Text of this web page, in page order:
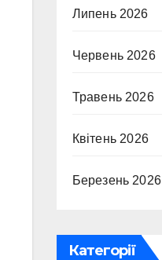
Липень 2026
Червень 2026
Травень 2026
Квітень 2026
Березень 2026
Категорії